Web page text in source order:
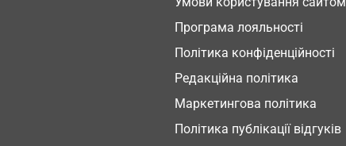
Програма лояльності
Політика конфіденційності
Редакційна політика
Маркетингова політика
Політика публікації відгуків